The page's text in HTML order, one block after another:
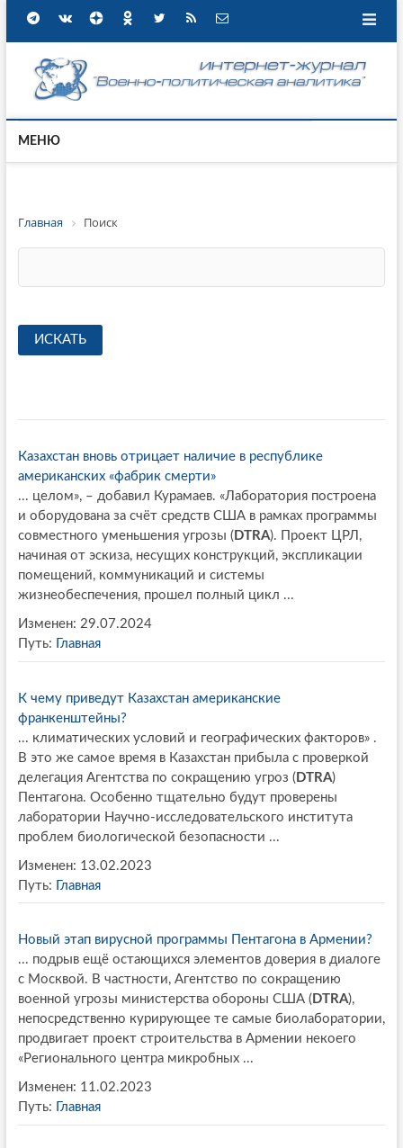
МЕНЮ
Главная Поиск
Казахстан вновь отрицает наличие в республике
американских «фабрик смерти»
... целом», – добавил Курамаев. «Лаборатория построена
и оборудована за счёт средств США в рамках программы
совместного уменьшения угрозы ( DTRA). Проект ЦРЛ,
начиная от эскиза, несущих конструкций, экспликации
помещений, коммуникаций и системы
жизнеобеспечения, прошел полный цикл ...
Изменен: 29.07.2024
Путь:
Главная
К чему приведут Казахстан американские
франкенштейны?
... климатических условий и географических факторов» .
В это же самое время в Казахстан прибыла c проверкой
делегация Агентства по сокращению угроз (DTRA)
Пентагона. Особенно тщательно будут проверены
лаборатории Научно-исследовательского института
проблем биологической безопасности ...
Изменен: 13.02.2023
Путь: Главная
Новый этап вирусной программы Пентагона в Армении?
... подрыв ещё остающихся элементов доверия в диалоге
с Москвой. В частности, Агентство по сокращению
военной угрозы министерства обороны США ( DTRA),
непосредственно курирующее те самые биолаборатории,
продвигает проект строительства в Армении некоего
«Регионального центра микробных ...
Изменен: 11.02.2023
Путь:
Главная